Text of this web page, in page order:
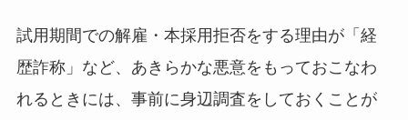
試用期間での解雇・本採用拒否をする理由が「経
歴詐称」など、あきらかな悪意をもっておこなわ
れるときには、事前に身辺調査をしておくことが